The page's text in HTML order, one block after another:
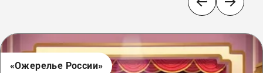
«Ожерелье России»